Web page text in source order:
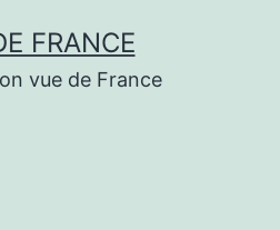
FRANCE
vue de France